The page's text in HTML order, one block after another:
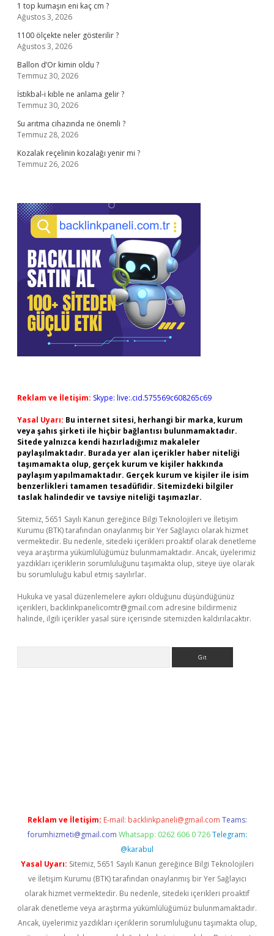
1 top kumaşın eni kaç cm ?
Ağustos 3, 2026
1100 ölçekte neler gösterilir ?
Ağustos 3, 2026
Ballon d’Or kimin oldu ?
Temmuz 30, 2026
İstikbal-i kıble ne anlama gelir ?
Temmuz 30, 2026
Su arıtma cihazında ne önemli ?
Temmuz 28, 2026
Kozalak reçelinin kozalağı yenir mi ?
Temmuz 26, 2026
Reklam ve İletişim: Skype: live:.cid.575569c608265c69
Yasal Uyarı: Bu internet sitesi, herhangi bir marka, kurum
veya şahıs şirketi ile hiçbir bağlantısı bulunmamaktadır.
Sitede yalnızca kendi hazırladığımız makaleler
paylaşılmaktadır. Burada yer alan içerikler haber niteliği
taşımamakta olup, gerçek kurum ve kişiler hakkında
paylaşım yapılmamaktadır. Gerçek kurum ve kişiler ile isim
benzerlikleri tamamen tesadüfidir. Sitemizdeki bilgiler
taslak halindedir ve tavsiye niteliği taşımazlar.
Sitemiz, 5651 Sayılı Kanun gereğince Bilgi Teknolojileri ve İletişim
Kurumu (BTK) tarafından onaylanmış bir Yer Sağlayıcı olarak hizmet
vermektedir. Bu nedenle, sitedeki içerikleri proaktif olarak denetleme
veya araştırma yükümlülüğümüz bulunmamaktadır. Ancak, üyelerimiz
yazdıkları içeriklerin sorumluluğunu taşımakta olup, siteye üye olarak
bu sorumluluğu kabul etmiş sayılırlar.
Hukuka ve yasal düzenlemelere aykırı olduğunu düşündüğünüz
içerikleri, backlinkpanelicomtr@gmail.com adresine bildirmeniz
halinde, ilgili içerikler yasal süre içerisinde sitemizden kaldırılacaktır.
Reklam ve İletişim: E-mail: backlinkpaneli@gmail.com Teams:
forumhizmeti@gmail.com Whatsapp: 0262 606 0 726 Telegram:
@karabul
Yasal Uyarı: Sitemiz, 5651 Sayılı Kanun gereğince Bilgi Teknolojileri
ve İletişim Kurumu (BTK) tarafından onaylanmış bir Yer Sağlayıcı
olarak hizmet vermektedir. Bu nedenle, sitedeki içerikleri proaktif
olarak denetleme veya araştırma yükümlülüğümüz bulunmamaktadır.
Ancak, üyelerimiz yazdıkları içeriklerin sorumluluğunu taşımakta olup,